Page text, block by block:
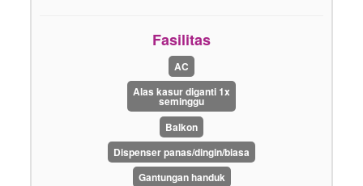
Fasilitas
AC
Alas kasur diganti 1x
seminggu
Balkon
Dispenser panas/dingin/biasa
Gantungan handuk